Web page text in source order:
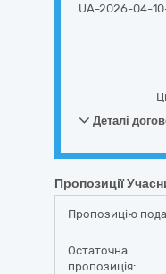
UA-2026-04-
Деталі
Пропозиції
Пропозицію
Остаточна
пропозиція: